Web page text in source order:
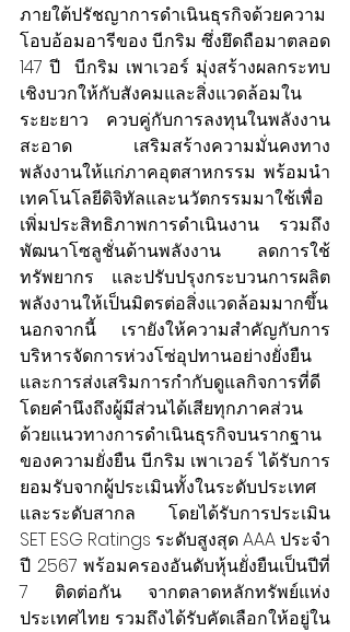
ภายใต้ปรัชญาการดำเนินธุรกิจด้วยความ
โอบอ้อมอารีของ บี.กริม ซึ่งยึดถือมาตลอด
147 ปี  บี.กริม เพาเวอร์ มุ่งสร้างผลกระทบ
เชิงบวกให้กับสังคมและสิ่งแวดล้อมใน
ระยะยาว ควบคู่กับการลงทุนในพลังงาน
สะอาด เสริมสร้างความมั่นคงทาง
พลังงานให้แก่ภาคอุตสาหกรรม พร้อมนำ
เทคโนโลยีดิจิทัลและนวัตกรรมมาใช้เพื่อ
เพิ่มประสิทธิภาพการดำเนินงาน รวมถึง
พัฒนาโซลูชั่นด้านพลังงาน ลดการใช้
ทรัพยากร และปรับปรุงกระบวนการผลิต
พลังงานให้เป็นมิตรต่อสิ่งแวดล้อมมากขึ้น
นอกจากนี้ เรายังให้ความสำคัญกับการ
บริหารจัดการห่วงโซ่อุปทานอย่างยั่งยืน
และการส่งเสริมการกำกับดูแลกิจการที่ดี
โดยคำนึงถึงผู้มีส่วนได้เสียทุกภาคส่วน
ด้วยแนวทางการดำเนินธุรกิจบนรากฐาน
ของความยั่งยืน บี.กริม เพาเวอร์ ได้รับการ
ยอมรับจากผู้ประเมินทั้งในระดับประเทศ
และระดับสากล โดยได้รับการประเมิน
SET ESG Ratings ระดับสูงสุด AAA ประจำ
ปี 2567 พร้อมครองอันดับหุ้นยั่งยืนเป็นปีที่
7 ติดต่อกัน จากตลาดหลักทรัพย์แห่ง
ประเทศไทย รวมถึงได้รับคัดเลือกให้อยู่ใน